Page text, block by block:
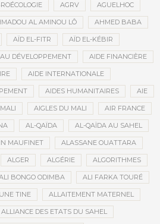
AGRV AGUELHOC
AL AMINOU LÔ AHMED BABA
AÏD EL-FITR AÏD EL-KÉBIR
DÉVELOPPEMENT AIDE FINANCIÈRE
AIDE INTERNATIONALE
AIDES HUMANITAIRES AIE
AIGLES DU MALI AIR FRANCE
AL-QAÏDA AL-QAÏDA AU SAHEL
MAUFINET ALASSANE OUATTARA
ALGER ALGÉRIE ALGORITHMES
BONGO ODIMBA ALI FARKA TOURÉ
TINE ALLAITEMENT MATERNEL
ALLIANCE DES ETATS DU SAHEL